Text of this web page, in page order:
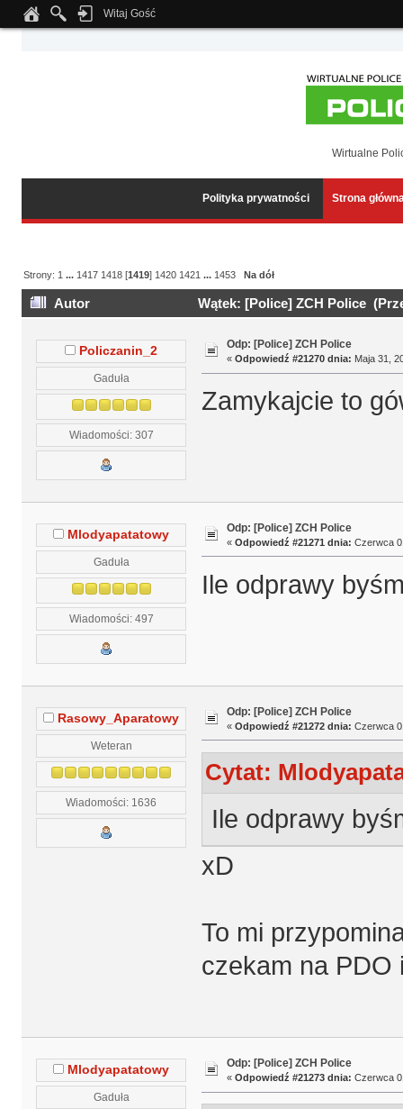
Notice: Undefined index: tapatalk_body_hook in
Witaj Gość
Wirtualne
Polityka prywatności Strona
Strony: 1 ... 1417 1418 [1419] 1420 1421 ... 1453 Na dół
Autor Wątek: [Police] ZCH Police
Policzanin_2
Gaduła
Wiadomości: 307
Odp: [Police] ZCH Police
« Odpowiedź #21270 dnia: Maja 31,
Zamykajcie to
Mlodyapatatowy
Gaduła
Wiadomości: 497
Odp: [Police] ZCH Police
« Odpowiedź #21271 dnia: Czerwca
Ile odprawy
Rasowy_Aparatowy
Weteran
Wiadomości: 1636
Odp: [Police] ZCH Police
« Odpowiedź #21272 dnia: Czerwca
Cytat:
Ile odprawy
xD
To mi
czekam na PDO
Mlodyapatatowy
Gaduła
Odp: [Police] ZCH Police
« Odpowiedź #21273 dnia: Czerwca